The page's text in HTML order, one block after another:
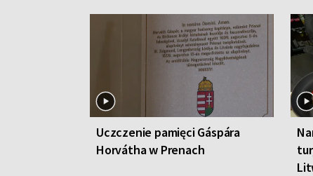
Uczczenie pamięci Gáspára
Horvátha w Prenach